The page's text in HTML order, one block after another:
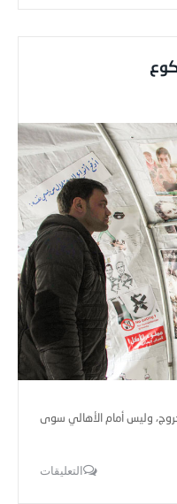
وليس أمام الأهالي سوى
التعليقات